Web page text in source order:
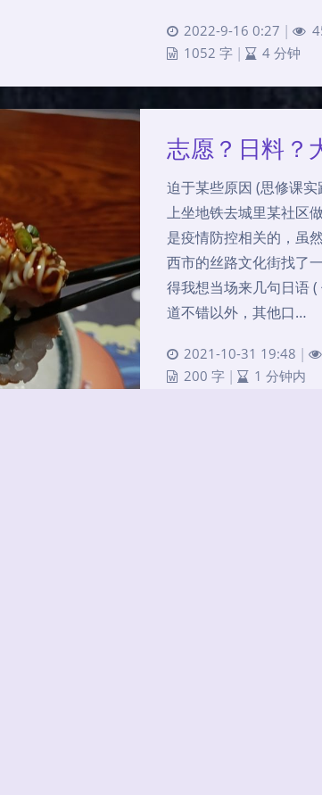
2022-9-16 0:27 |
1052 字 | 4 分钟
志愿？日料？
迫于某些原因 (思修课
上坐地铁去城里某社区
是疫情防控相关的，虽
西市的丝路文化街找了
得我想当场来几句日语
道不错以外，其他口…
2021-10-31 19:48 |
200 字 | 1 分钟内